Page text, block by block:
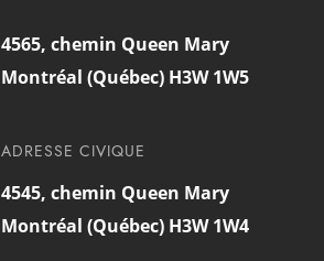
4565, chemin Queen Mary
Montréal (Québec) H3W 1W5
ADRESSE CIVIQUE
4545, chemin Queen Mary
Montréal (Québec) H3W 1W4